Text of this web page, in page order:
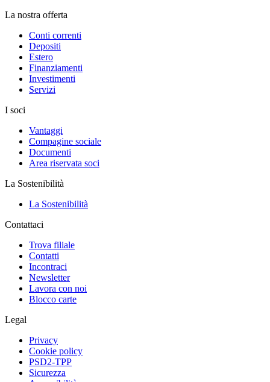
La nostra offerta
Conti correnti
Depositi
Estero
Finanziamenti
Investimenti
Servizi
I soci
Vantaggi
Compagine sociale
Documenti
Area riservata soci
La Sostenibilità
La Sostenibilità
Contattaci
Trova filiale
Contatti
Incontraci
Newsletter
Lavora con noi
Blocco carte
Legal
Privacy
Cookie policy
PSD2-TPP
Sicurezza